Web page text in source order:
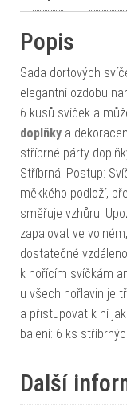
Popis
Sada dortových
elegantní ozdobu
6 kusů svíček a
doplňky a
stříbrné párty
Stříbrná. Postup:
měkkého podloží,
směřuje vzhůru.
zapalovat ve
dostatečné
k hořícím svíčkám
u všech hořlavin je
a přistupovat k ní
balení: 6 ks
Další